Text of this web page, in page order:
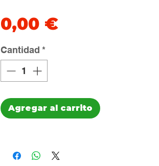
0,00 €Precio
Cantidad *
Agregar al carrito